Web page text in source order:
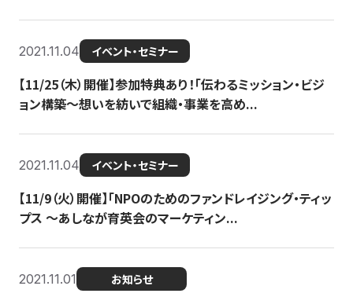
2021.11.04 イベント・セミナー
【11/25（木）開催】参加特典あり！「伝わるミッション・ビジ
ョン構築〜想いを紡いで組織・事業を高め...
2021.11.04 イベント・セミナー
【11/9（火）開催】「NPOのためのファンドレイジング・ティッ
プス 〜あしなが育英会のマーケティン...
2021.11.01 お知らせ